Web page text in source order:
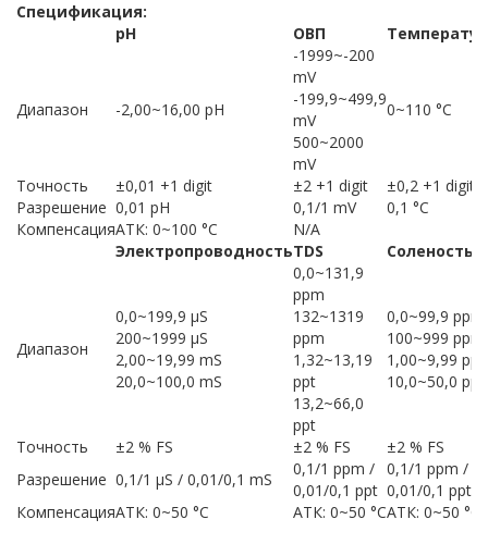
Спецификация:
pH
ОВП
Диапазон -2,00~16,00 pH
-1999~-200
mV
-199,9~499,9
mV
500~2000
mV
0~110 °C
Точность ±0,01 +1 digit ±2 +1 digit
±0,2 +1 digit
Разрешение 0,01 pH 0,1/1 mV
0,1 °C
КомпенсацияATК: 0~100 °C
N/A
ЭлектропроводностьTDS Соленость
Диапазон
0,0~199,9 μS
200~1999 μS
2,00~19,99 mS
20,0~100,0 mS
0,0~131,9
ppm
132~1319
ppm
1,32~13,19
ppt
13,2~66,0
ppt
0,0~99,9 ppm
100~999 ppm
1,00~9,99 ppt
10,0~50,0 ppt
Точность ±2 % FS ±2 % FS
±2 % FS
Разрешение 0,1/1 μS / 0,01/0,1 mS
0,1/1 ppm /
0,01/0,1 ppt
0,1/1 ppm /
0,01/0,1 ppt
КомпенсацияATК: 0~50 °C ATК: 0~50 °CATК: 0~50 °C